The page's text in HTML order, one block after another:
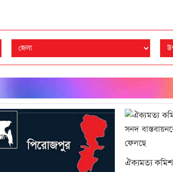
ঐক্যমত্য